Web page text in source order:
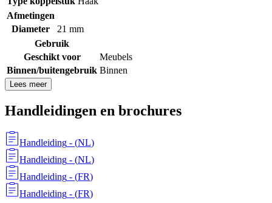
Afmetingen
Diameter
21 mm
Gebruik
Geschikt voor
Meubels
Binnen/buitengebruik Binnen
Lees meer
Handleidingen en brochures
Handleiding - (NL)
Handleiding - (NL)
Handleiding - (FR)
Handleiding - (FR)